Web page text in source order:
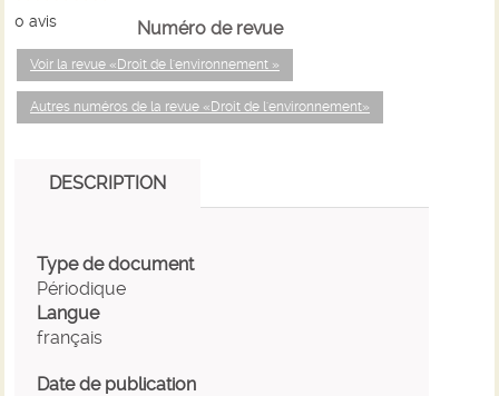
0 avis Numéro de revue
Voir la revue «Droit de l'environnement »
Autres numéros de la revue «Droit de l'environnement»
DESCRIPTION
Type de document
Périodique
Langue
français
Date de publication